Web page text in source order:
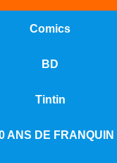
Comics
BD
Tintin
ANS DE FRANQUIN